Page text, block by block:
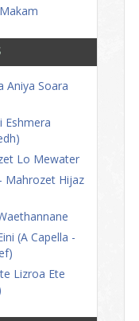
Aniya Soara
Eshmera
Lo Mewater
Mahrozet Hijaz
(A Capella -
Lizroa Ete